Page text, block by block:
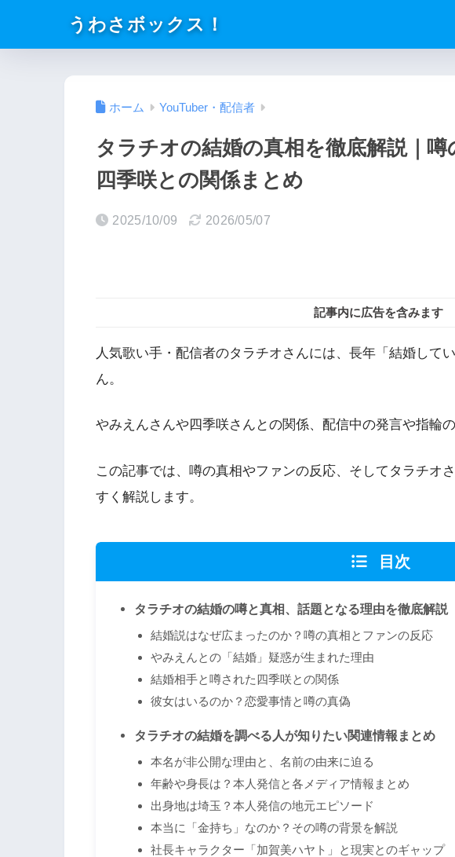
うわさボックス！
ホーム YouTuber・配信者
タラチオの結婚の真相を徹底解説｜噂
四季咲との関係まとめ
2025/10/09 2026/05/07
記事内に広告を含みます
人気歌い手・配信者のタラチオさんには、長年「結婚して
ん。
やみえんさんや四季咲さんとの関係、配信中の発言や指輪
この記事では、噂の真相やファンの反応、そしてタラチオ
すく解説します。
目次
タラチオの結婚の噂と真相、話題となる理由を徹底解説
結婚説はなぜ広まったのか？噂の真相とファンの反応
やみえんとの「結婚」疑惑が生まれた理由
結婚相手と噂された四季咲との関係
彼女はいるのか？恋愛事情と噂の真偽
タラチオの結婚を調べる人が知りたい関連情報まとめ
本名が非公開な理由と、名前の由来に迫る
年齢や身長は？本人発信と各メディア情報まとめ
出身地は埼玉？本人発信の地元エピソード
本当に「金持ち」なのか？その噂の背景を解説
社長キャラクター「加賀美ハヤト」と現実とのギャップ